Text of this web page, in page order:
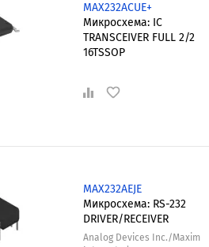
MAX232ACUE+
Микросхема: IC
TRANSCEIVER FULL 2/2
16TSSOP
MAX232AEJE
Микросхема: RS-232
DRIVER/RECEIVER
Analog Devices Inc./Maxim